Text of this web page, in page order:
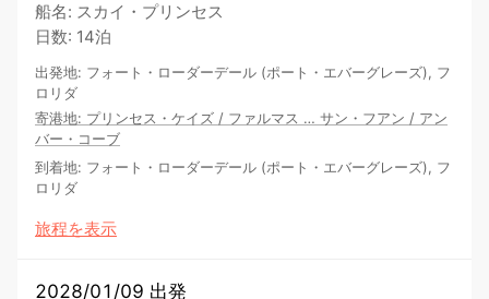
船名: スカイ・プリンセス
日数: 14泊
出発地: フォート・ローダーデール (ポート・エバーグレーズ), フ
ロリダ
寄港地: プリンセス・ケイズ / ファルマス … サン・フアン / アン
バー・コーブ
到着地: フォート・ローダーデール (ポート・エバーグレーズ), フ
ロリダ
旅程を表示
2028/01/09 出発